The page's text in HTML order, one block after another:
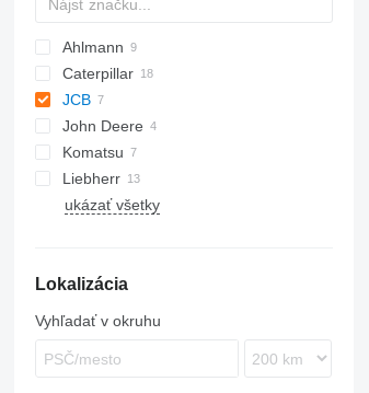
Ahlmann
AL
AS
AZ
S series
Caterpillar
950
962
966
972
980
DL
AL
JCB
411
417
426
427
456
John Deere
524
544 J
Komatsu
WA
Liebherr
L-series
L-series
SKL
TL
WG
ukázať všetky
Lokalizácia
Vyhľadať v okruhu